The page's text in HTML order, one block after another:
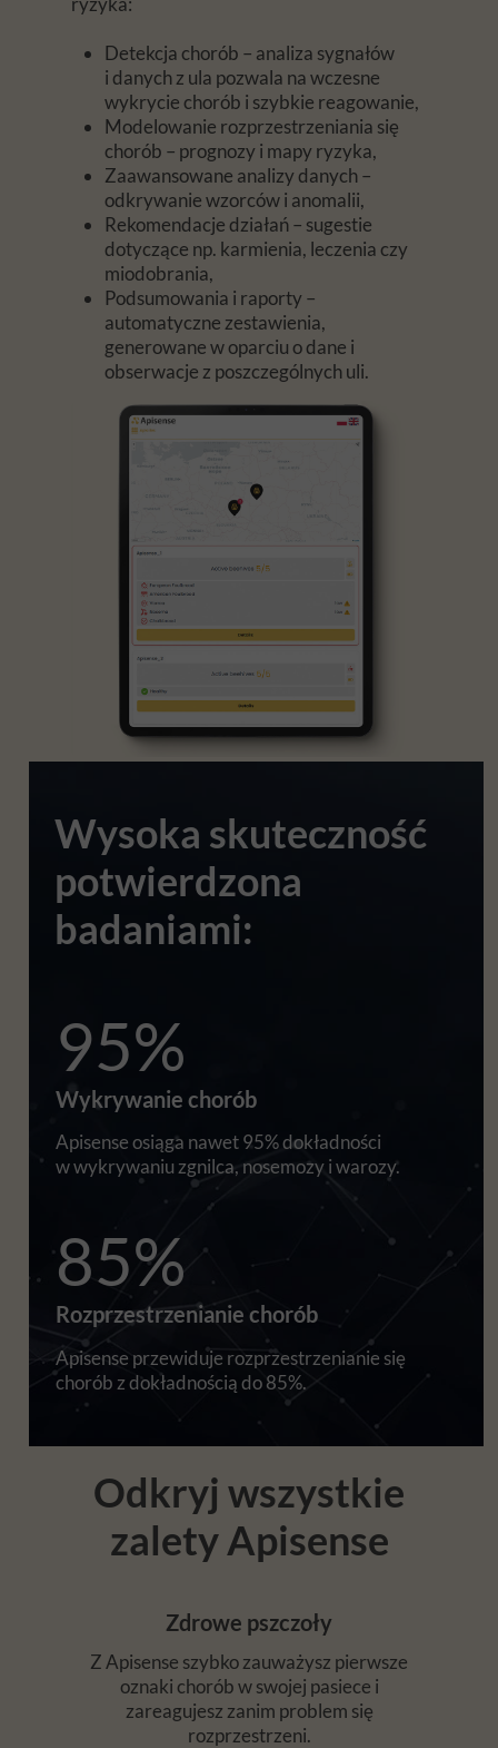
Wysoka skuteczność
potwierdzona
badaniami:
95%
Apisense osiąga nawet 95% dokładności
w wykrywaniu zgnilca, nosemozy i warozy.
Wykrywanie chorób
85%
Apisense przewiduje rozprzestrzenianie się
chorób z dokładnością do 85%.
Rozprzestrzenianie chorób
Detekcja chorób – analiza sygnałów
i danych z ula pozwala na wczesne
wykrycie chorób i szybkie reagowanie,
Modelowanie rozprzestrzeniania się
chorób – prognozy i mapy ryzyka,
Zaawansowane analizy danych –
odkrywanie wzorców i anomalii,
Rekomendacje działań – sugestie
dotyczące np. karmienia, leczenia czy
miodobrania,
Podsumowania i raporty –
automatyczne zestawienia,
generowane w oparciu o dane i
obserwacje z poszczególnych uli.
Odkryj wszystkie
zalety Apisense
Z Apisense szybko zauważysz pierwsze
oznaki chorób w swojej pasiece i
zareagujesz zanim problem się
rozprzestrzeni.
Zdrowe pszczoły